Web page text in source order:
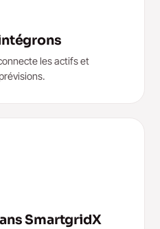
les actifs et
SmartgridX